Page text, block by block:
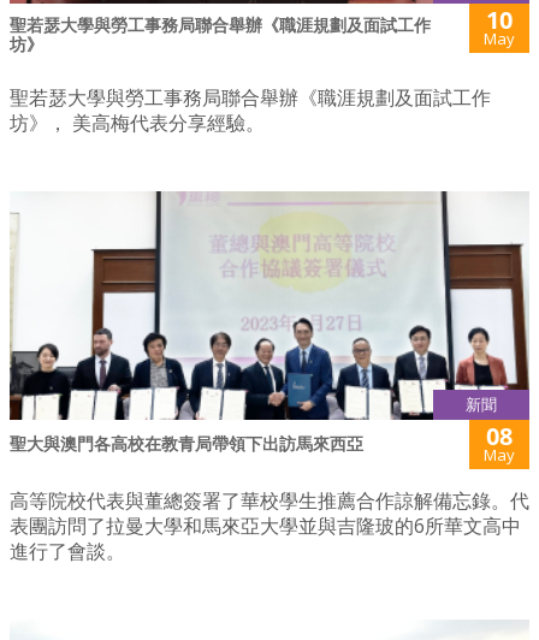
聖若瑟大學與勞工事務局聯合舉辦《職涯規劃及面試工作
坊》
10
May
聖若瑟大學與勞工事務局聯合舉辦《職涯規劃及面試工作
坊》， 美高梅代表分享經驗。
新聞
聖大與澳門各高校在教青局帶領下出訪馬來西亞 08
May
高等院校代表與董總簽署了華校學生推薦合作諒解備忘錄。代
表團訪問了拉曼大學和馬來亞大學並與吉隆玻的6所華文高中
進行了會談。